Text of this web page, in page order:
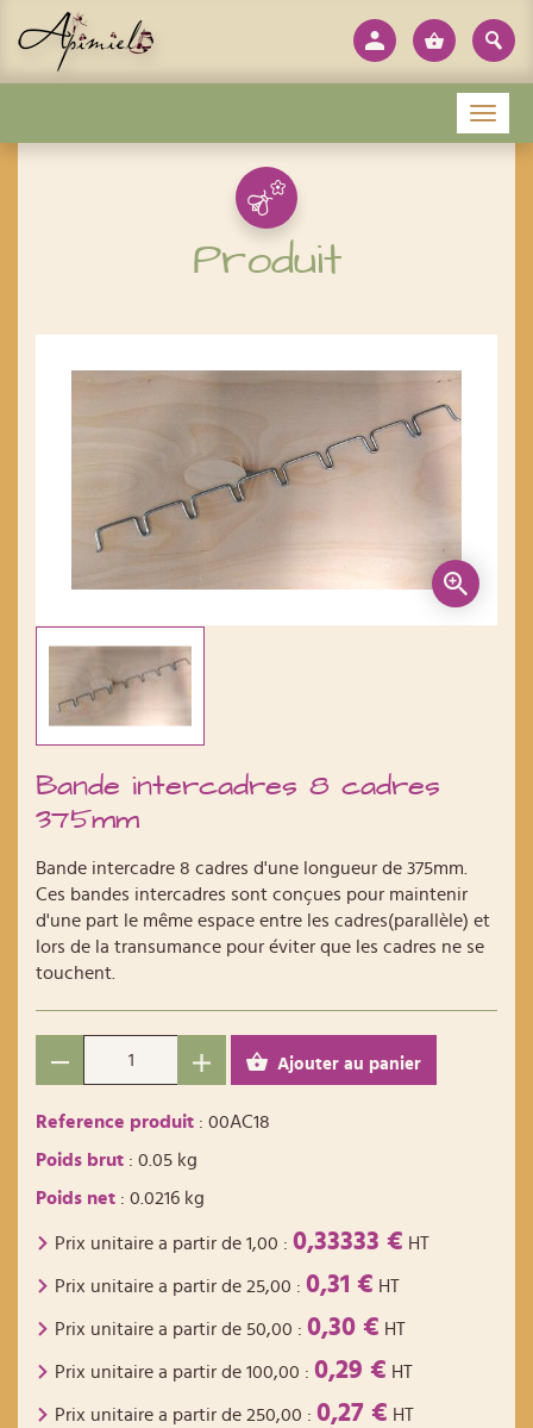
Produit
Bande intercadres 8 cadres
375mm
Bande intercadre 8 cadres d'une longueur de 375mm.
Ces bandes intercadres sont conçues pour maintenir
d'une part le même espace entre les cadres(parallèle) et
lors de la transumance pour éviter que les cadres ne se
touchent.
Ajouter au panier
Reference produit : 00AC18
Poids brut : 0.05 kg
Poids net : 0.0216 kg
Prix unitaire a partir de 1,00 : 0,33333 € HT
Prix unitaire a partir de 25,00 : 0,31 € HT
Prix unitaire a partir de 50,00 : 0,30 € HT
Prix unitaire a partir de 100,00 : 0,29 € HT
Prix unitaire a partir de 250,00 : 0,27 € HT
Menu
Panneau de gestion des cookies